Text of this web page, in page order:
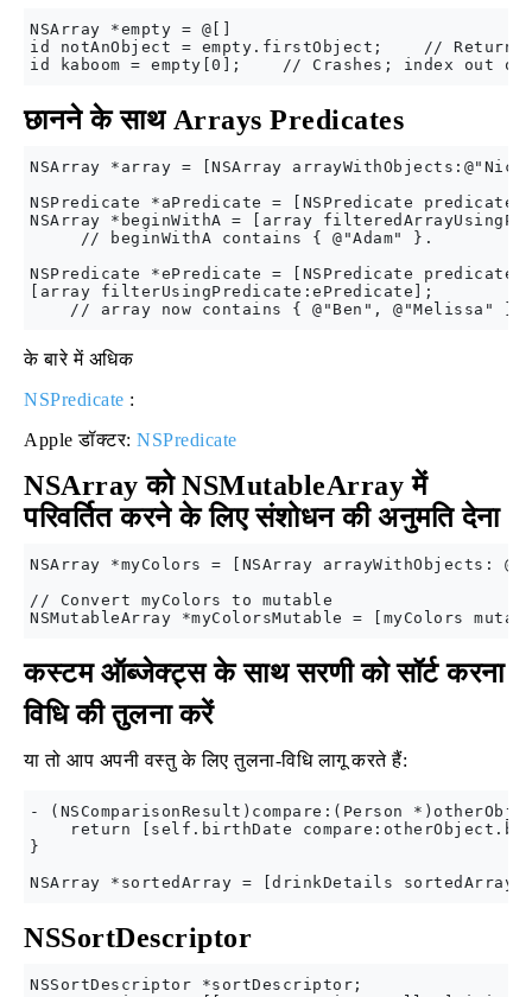
NSArray *empty = @[]
id notAnObject = empty.firstObject;    //
छानने के साथ Arrays Predicates
NSArray *array = [NSArray
NSPredicate *aPredicate = [NSPredicate
NSArray *beginWithA = [array
     // beginWithA contains { @"Adam" }.
NSPredicate *ePredicate = [NSPredicate
[array filterUsingPredicate:ePredicate];
के बारे में अधिक
NSPredicate :
Apple डॉक्टर: NSPredicate
NSArray को NSMutableArray में
परिवर्तित करने के लिए संशोधन की अनुमति देना
NSArray *myColors = [NSArray arrayWithObjects:
// Convert myColors to mutable
कस्टम ऑब्जेक्ट्स के साथ सरणी को सॉर्ट करना
विधि की तुलना करें
या तो आप अपनी वस्तु के लिए तुलना-विधि लागू करते हैं:
- (NSComparisonResult)compare:(Person
return [self.birthDate
}
NSSortDescriptor
NSSortDescriptor *sortDescriptor;